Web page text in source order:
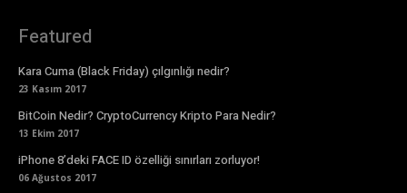
Featured
Kara Cuma (Black Friday) çılgınlığı nedir?
23 Kasım 2017
BitCoin Nedir? CryptoCurrency Kripto Para Nedir?
13 Ekim 2017
iPhone 8’deki FACE ID özelliği sınırları zorluyor!
06 Ağustos 2017